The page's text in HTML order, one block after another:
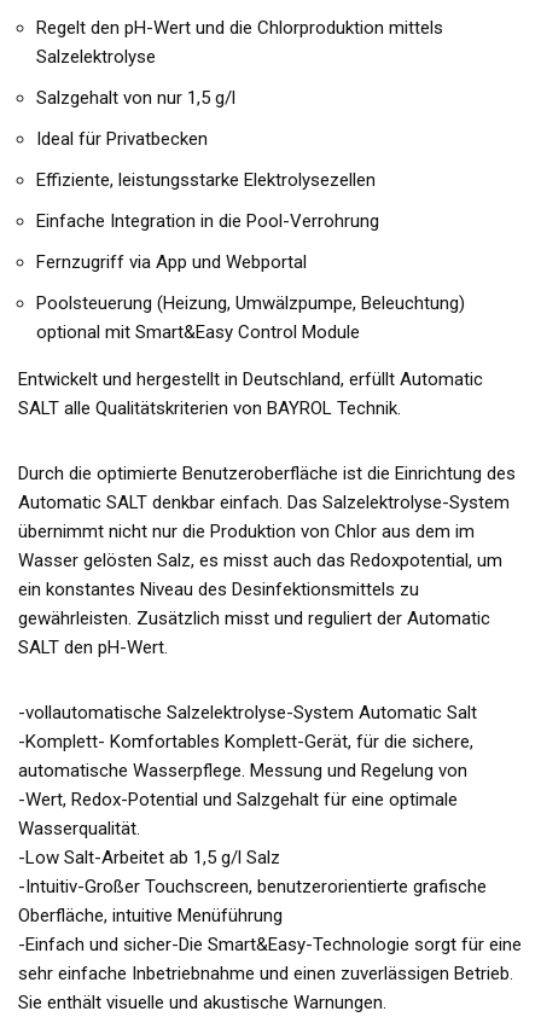
Regelt den pH-Wert und die Chlorproduktion mittels
Salzelektrolyse
Salzgehalt von nur 1,5 g/l
Ideal für Privatbecken
Effiziente, leistungsstarke Elektrolysezellen
Einfache Integration in die Pool-Verrohrung
Fernzugriff via App und Webportal
Poolsteuerung (Heizung, Umwälzpumpe, Beleuchtung)
optional mit Smart&Easy Control Module
Entwickelt und hergestellt in Deutschland, erfüllt Automatic
SALT alle Qualitätskriterien von BAYROL Technik.
Durch die optimierte Benutzeroberfläche ist die Einrichtung des
Automatic SALT denkbar einfach. Das Salzelektrolyse-System
übernimmt nicht nur die Produktion von Chlor aus dem im
Wasser gelösten Salz, es misst auch das Redoxpotential, um
ein konstantes Niveau des Desinfektionsmittels zu
gewährleisten. Zusätzlich misst und reguliert der Automatic
SALT den pH-Wert.
-vollautomatische Salzelektrolyse-System Automatic Salt
-Komplett- Komfortables Komplett-Gerät, für die sichere,
automatische Wasserpflege. Messung und Regelung von
-Wert, Redox-Potential und Salzgehalt für eine optimale
Wasserqualität.
-Low Salt-Arbeitet ab 1,5 g/l Salz
-Intuitiv-Großer Touchscreen, benutzerorientierte grafische
Oberfläche, intuitive Menüführung
-Einfach und sicher-Die Smart&Easy-Technologie sorgt für eine
sehr einfache Inbetriebnahme und einen zuverlässigen Betrieb.
Sie enthält visuelle und akustische Warnungen.